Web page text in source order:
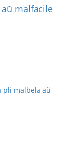
malfacile
pli malbela aŭ